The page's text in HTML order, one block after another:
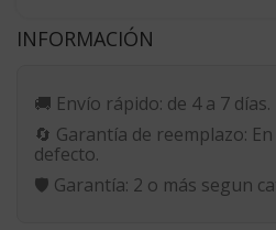
INFORMACIÓN
🚚 Envío rápido: de 4 a 7 días.
🔄 Garantía de reemplazo:
defecto.
🛡️ Garantía: 2 o más segun